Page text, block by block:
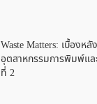
Waste Matters: เบื้องหลั
อุตสาหกรรมการพิมพ์แ
ที่ 2